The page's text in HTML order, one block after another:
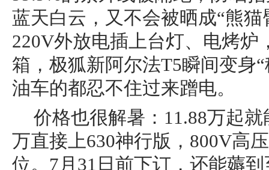
蓝天白云，又不会被晒成“熊
220V外放电插上台灯、电烤炉
箱，极狐新阿尔法T5瞬间变身
油车的都忍不住过来蹭电。
价格也很解暑：11.88万起就
万直接上630神行版，800V高
位。7月31日前下订，还能薅